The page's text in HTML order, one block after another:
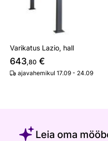
Varikatus Lazio, hall
643,80 €
ajavahemikul 17.09 - 24.09
Leia oma